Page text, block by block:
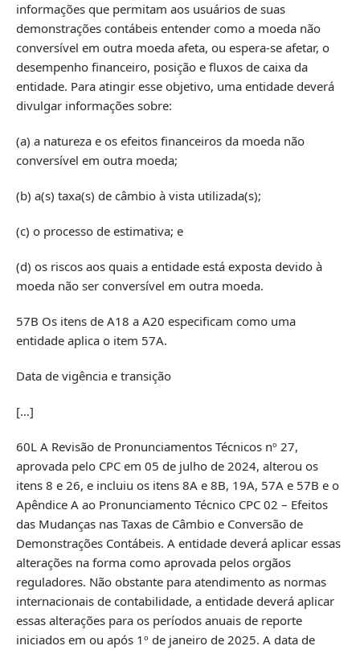
informações que permitam aos usuários de suas
demonstrações contábeis entender como a moeda não
conversível em outra moeda afeta, ou espera-se afetar, o
desempenho financeiro, posição e fluxos de caixa da
entidade. Para atingir esse objetivo, uma entidade deverá
divulgar informações sobre:
(a) a natureza e os efeitos financeiros da moeda não
conversível em outra moeda;
(b) a(s) taxa(s) de câmbio à vista utilizada(s);
(c) o processo de estimativa; e
(d) os riscos aos quais a entidade está exposta devido à
moeda não ser conversível em outra moeda.
57B Os itens de A18 a A20 especificam como uma
entidade aplica o item 57A.
Data de vigência e transição
[…]
60L A Revisão de Pronunciamentos Técnicos nº 27,
aprovada pelo CPC em 05 de julho de 2024, alterou os
itens 8 e 26, e incluiu os itens 8A e 8B, 19A, 57A e 57B e o
Apêndice A ao Pronunciamento Técnico CPC 02 – Efeitos
das Mudanças nas Taxas de Câmbio e Conversão de
Demonstrações Contábeis. A entidade deverá aplicar essas
alterações na forma como aprovada pelos orgãos
reguladores. Não obstante para atendimento as normas
internacionais de contabilidade, a entidade deverá aplicar
essas alterações para os períodos anuais de reporte
iniciados em ou após 1º de janeiro de 2025. A data de